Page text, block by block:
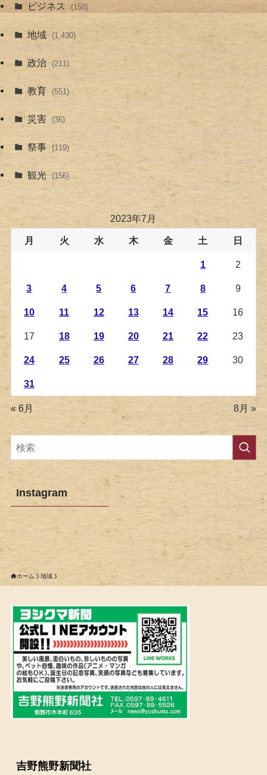
ビジネス (158)
地域 (1,430)
政治 (211)
教育 (551)
災害 (36)
祭事 (119)
観光 (156)
2023年7月
月 火 水 木 金 土 日
1 2
3 4 5 6 7 8 9
10 11 12 13 14 15 16
17 18 19 20 21 22 23
24 25 26 27 28 29 30
31
« 6月 8月 »
Instagram
ホーム 地域
吉野熊野新聞社